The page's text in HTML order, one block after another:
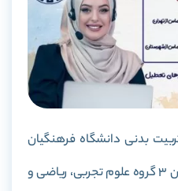
بدنی دانشگاه فرهنگیان
جزو رشته های پر مخاطب در بین 3 گروه علوم تجربی، ریاضی و